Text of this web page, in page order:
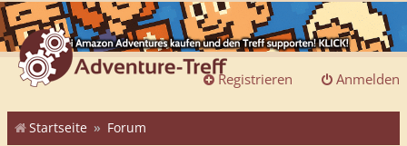
Anmelden
Registrieren
Startseite Forum